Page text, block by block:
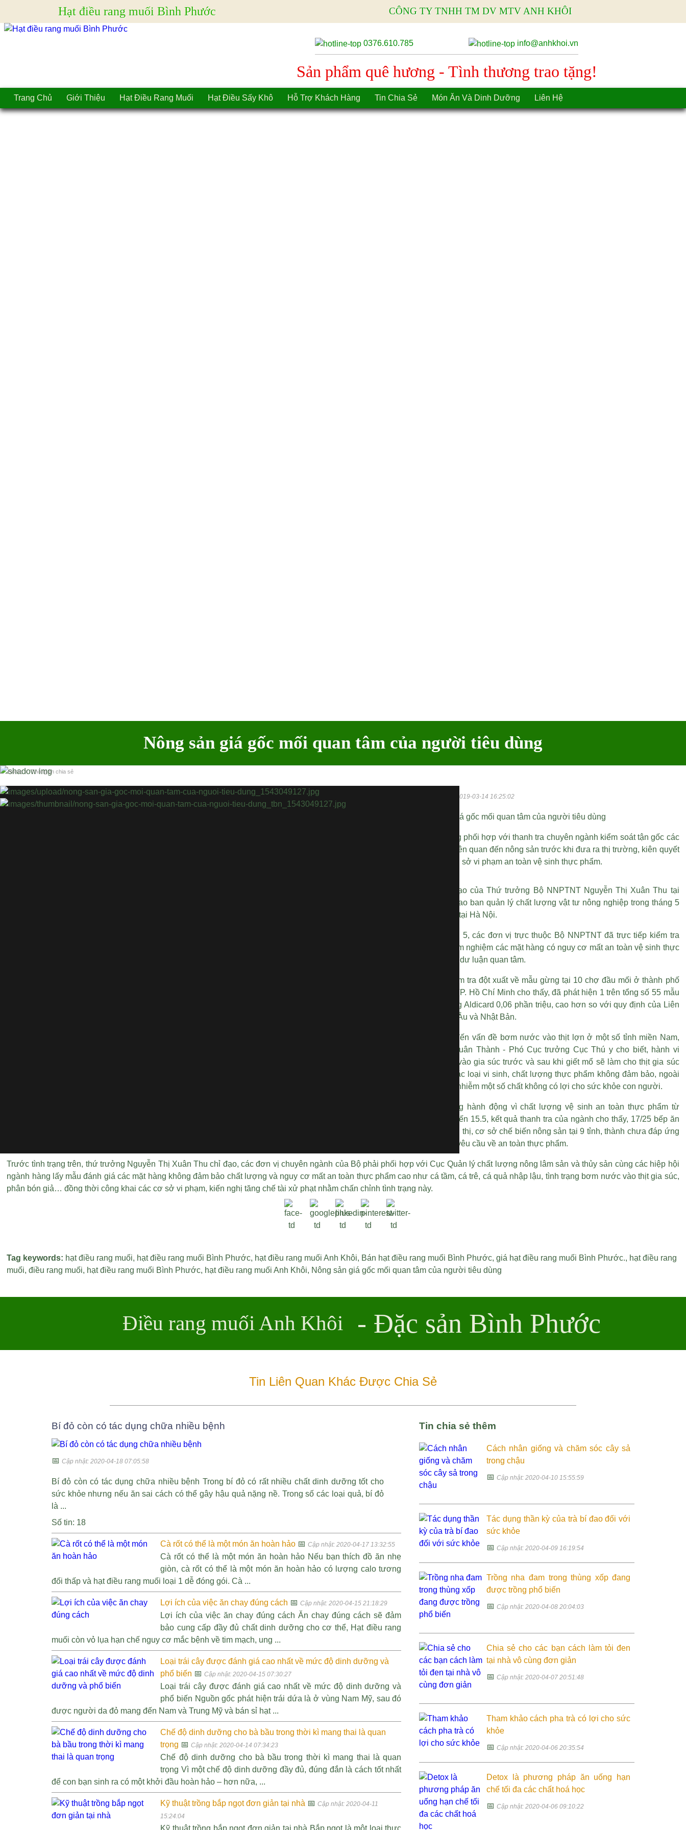
Hạt điều rang muối Bình Phước CÔNG TY TNHH TM DV MTV ANH KHÔI
0376.610.785 info@anhkhoi.vn
Sản phẩm quê hương - Tình thương trao tặng!
Trang Chủ Giới Thiệu Hạt Điều Rang Muối Hạt Điều Sấy Khô Hỗ Trợ Khách Hàng Tin Chia Sẻ Món Ăn Và Dinh Dưỡng Liên Hệ
Nông sản giá gốc mối quan tâm của người tiêu dùng
Home › Thông tin chia sẻ
2019-03-14 16:25:02
Nông sản giá gốc mối quan tâm của người tiêu dùng
Tăng cường phối hợp với thanh tra chuyên ngành kiểm soát tận gốc các
sản phẩm liên quan đến nông sản trước khi đưa ra thị trường, kiên quyết
xử lý các cơ sở vi phạm an toàn vệ sinh thực phẩm.
Đó là chỉ đạo của Thứ trưởng Bộ NNPTNT Nguyễn Thị Xuân Thu tại
cuộc họp giao ban quản lý chất lượng vật tư nông nghiệp trong tháng 5
vừa diễn ra tại Hà Nội.
Trong tháng 5, các đơn vị trực thuộc Bộ NNPTNT đã trực tiếp kiểm tra
lấy mẫu kiểm nghiệm các mặt hàng có nguy cơ mất an toàn vệ sinh thực
phẩm được dư luận quan tâm.
Kết quả kiểm tra đột xuất về mẫu gừng tại 10 chợ đầu mối ở thành phố
Hà Nội và TP. Hồ Chí Minh cho thấy, đã phát hiện 1 trên tổng số 55 mẫu
có dư lượng Aldicard 0,06 phần triệu, cao hơn so với quy định của Liên
minh Châu Âu và Nhật Bản.
Liên quan đến vấn đề bơm nước vào thịt lợn ở một số tỉnh miền Nam,
ông Đàm Xuân Thành - Phó Cục trưởng Cục Thú y cho biết, hành vi
bơm nước vào gia súc trước và sau khi giết mổ sẽ làm cho thịt gia súc
dễ nhiễm các loại vi sinh, chất lượng thực phẩm không đảm bảo, ngoài
ra thịt sẽ bị nhiễm một số chất không có lợi cho sức khỏe con người.
Trong Tháng hành động vì chất lượng vệ sinh an toàn thực phẩm từ
ngày 20.4 đến 15.5, kết quả thanh tra của ngành cho thấy, 17/25 bếp ăn
tập thể, siêu thị, cơ sở chế biến nông sản tại 9 tỉnh, thành chưa đáp ứng
đầy đủ các yêu cầu về an toàn thực phẩm.
Trước tình trạng trên, thứ trưởng Nguyễn Thị Xuân Thu chỉ đạo, các đơn vị chuyên ngành của Bộ phải phối hợp với Cục Quản lý chất lượng nông lâm sản và thủy sản cùng các hiệp hội
ngành hàng lấy mẫu đánh giá các mặt hàng không đảm bảo chất lượng và nguy cơ mất an toàn thực phẩm cao như cá tầm, cá trê, cá quả nhập lậu, tình trạng bơm nước vào thịt gia súc,
phân bón giả… đồng thời công khai các cơ sở vi phạm, kiến nghị tăng chế tài xử phạt nhằm chấn chỉnh tình trạng này.
Tag keywords: hạt điều rang muối, hạt điều rang muối Bình Phước, hạt điều rang muối Anh Khôi, Bán hạt điều rang muối Bình Phước,giá hạt điều rang muối Bình Phước., hạt điều rang
muối,điều rang muối, hạt điều rang muối Bình Phước, hạt điều rang muối Anh Khôi, Nông sản giá gốc mối quan tâm của người tiêu dùng
Điều rang muối Anh Khôi - Đặc sản Bình Phước
Tin Liên Quan Khác Được Chia Sẻ
Bí đỏ còn có tác dụng chữa nhiều bệnh
📅 Cập nhật: 2020-04-18 07:05:58
Bí đỏ còn có tác dụng chữa nhiều bệnh Trong bí đỏ có rất nhiều chất dinh dưỡng tốt cho
sức khỏe nhưng nếu ăn sai cách có thể gây hậu quả nặng nề. Trong số các loại quả, bí đỏ
là ...
Số tin: 18
Cà rốt có thể là một món ăn hoàn hảo 📅Cập nhật: 2020-04-17 13:32:55
Cà rốt có thể là một món ăn hoàn hảo Nếu bạn thích đồ ăn nhẹ
giòn, cà rốt có thể là một món ăn hoàn hảo có lượng calo tương
đối thấp và hạt điều rang muối loại 1 dễ đóng gói. Cà ...
Lợi ích của việc ăn chay đúng cách 📅Cập nhật: 2020-04-15 21:18:29
Lợi ích của việc ăn chay đúng cách Ăn chay đúng cách sẽ đảm
bảo cung cấp đầy đủ chất dinh dưỡng cho cơ thể, Hạt điều rang
muối còn vỏ lụa hạn chế nguy cơ mắc bệnh về tim mạch, ung ...
Loại trái cây được đánh giá cao nhất về mức độ dinh dưỡng và
phổ biến 📅Cập nhật: 2020-04-15 07:30:27
Loại trái cây được đánh giá cao nhất về mức độ dinh dưỡng và
phổ biến Nguồn gốc phát hiện trái dứa là ở vùng Nam Mỹ, sau đó
được người da đỏ mang đến Nam và Trung Mỹ và bán sỉ hạt ...
Chế độ dinh dưỡng cho bà bầu trong thời kì mang thai là quan
trọng 📅Cập nhật: 2020-04-14 07:34:23
Chế độ dinh dưỡng cho bà bầu trong thời kì mang thai là quan
trọng Vì một chế độ dinh dưỡng đầy đủ, đúng đắn là cách tốt nhất
để con bạn sinh ra có một khởi đầu hoàn hảo – hơn nữa, ...
Kỹ thuật trồng bắp ngọt đơn giản tại nhà 📅Cập nhật: 2020-04-11
15:24:04
Kỹ thuật trồng bắp ngọt đơn giản tại nhà Bắp ngọt là một loại thực
Tin chia sẻ thêm
Cách nhân giống và chăm sóc cây sả
trong chậu
📅 Cập nhật: 2020-04-10 15:55:59
Tác dụng thần kỳ của trà bí đao đối với
sức khỏe
📅 Cập nhật: 2020-04-09 16:19:54
Trồng nha đam trong thùng xốp đang
được trồng phổ biến
📅 Cập nhật: 2020-04-08 20:04:03
Chia sẻ cho các bạn cách làm tỏi đen
tại nhà vô cùng đơn giản
📅 Cập nhật: 2020-04-07 20:51:48
Tham khảo cách pha trà có lợi cho sức
khỏe
📅 Cập nhật: 2020-04-06 20:35:54
Detox là phương pháp ăn uống hạn
chế tối đa các chất hoá học
📅 Cập nhật: 2020-04-06 09:10:22